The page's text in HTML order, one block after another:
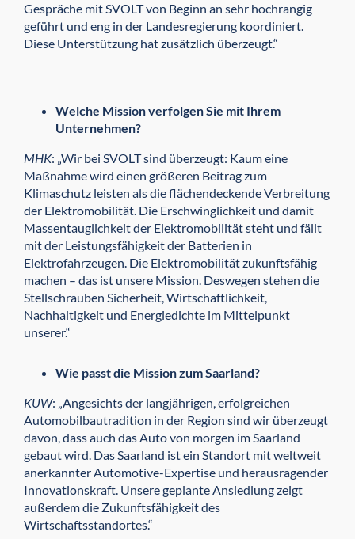
Gespräche mit SVOLT von Beginn an sehr hochrangig
geführt und eng in der Landesregierung koordiniert.
Diese Unterstützung hat zusätzlich überzeugt.“
Welche Mission verfolgen Sie mit Ihrem
Unternehmen?
MHK: „Wir bei SVOLT sind überzeugt: Kaum eine
Maßnahme wird einen größeren Beitrag zum
Klimaschutz leisten als die flächendeckende Verbreitung
der Elektromobilität. Die Erschwinglichkeit und damit
Massentauglichkeit der Elektromobilität steht und fällt
mit der Leistungsfähigkeit der Batterien in
Elektrofahrzeugen. Die Elektromobilität zukunftsfähig
machen – das ist unsere Mission. Deswegen stehen die
Stellschrauben Sicherheit, Wirtschaftlichkeit,
Nachhaltigkeit und Energiedichte im Mittelpunkt
unserer.“
Wie passt die Mission zum Saarland?
KUW: „Angesichts der langjährigen, erfolgreichen
Automobilbautradition in der Region sind wir überzeugt
davon, dass auch das Auto von morgen im Saarland
gebaut wird. Das Saarland ist ein Standort mit weltweit
anerkannter Automotive-Expertise und herausragender
Innovationskraft. Unsere geplante Ansiedlung zeigt
außerdem die Zukunftsfähigkeit des
Wirtschaftsstandortes.“